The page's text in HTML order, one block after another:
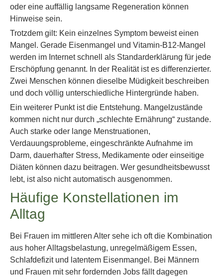
oder eine auffällig langsame Regeneration können
Hinweise sein.
Trotzdem gilt: Kein einzelnes Symptom beweist einen
Mangel. Gerade Eisenmangel und Vitamin-B12-Mangel
werden im Internet schnell als Standarderklärung für jede
Erschöpfung genannt. In der Realität ist es differenzierter.
Zwei Menschen können dieselbe Müdigkeit beschreiben
und doch völlig unterschiedliche Hintergründe haben.
Ein weiterer Punkt ist die Entstehung. Mangelzustände
kommen nicht nur durch „schlechte Ernährung“ zustande.
Auch starke oder lange Menstruationen,
Verdauungsprobleme, eingeschränkte Aufnahme im
Darm, dauerhafter Stress, Medikamente oder einseitige
Diäten können dazu beitragen. Wer gesundheitsbewusst
lebt, ist also nicht automatisch ausgenommen.
Häufige Konstellationen im
Alltag
Bei Frauen im mittleren Alter sehe ich oft die Kombination
aus hoher Alltagsbelastung, unregelmäßigem Essen,
Schlafdefizit und latentem Eisenmangel. Bei Männern
und Frauen mit sehr fordernden Jobs fällt dagegen